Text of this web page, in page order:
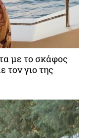
με το σκάφος
τον γιο της